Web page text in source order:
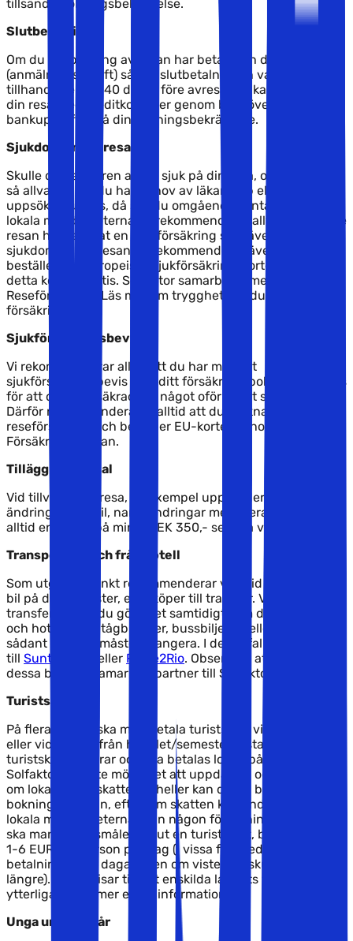
tillsända bokningsbekräftelse.
Slutbetalning
Om du vid bokning av resan har betalat en deposition
(anmälningsavgift) så ska slutbetalningen vara oss
tillhanda senast 40 dagar före avresa. Du kan slutbetala
din resa med kreditkort eller genom banköverföring, se
bankuppgifter på din bokningsbekräftelse.
Sjukdom under resan
Skulle du ha oturen att bli sjuk på din resa, och om det är
så allvarligt att du har behov av läkarhjälp eller måste
uppsöka sjukhus, då ska du omgående kontakta de
lokala myndigheterna. Vi rekommenderar alltid att du före
resan har tecknat en reseförsäkring som även täcker för
sjukdom under resan. Vi rekommenderar även att du
beställer det Europeiska sjukförsäkringskortet, EU-kortet,
detta kort är gratis. Solfaktor samarbetar med Gouda
Reseförsäkring. Läs mer om trygghet när du reser och
försäkringar
Sjukförsäkringsbevis
Vi rekommenderar alltid att du har med ett
sjukförsäkringsbevis från ditt försäkringsbolag, som bevis
för att du är försäkrad om något oförutsett skulle inträffa.
Därför rekommenderar vi alltid att du tecknar en
reseförsäkring och beställer EU-kortet genom
Försäkringskassan.
Tillägg och tillval
Vid tillval på en resa, till exempel uppgradering av rum,
ändring av hyrbil, namnändringar med mera, tillkommer
alltid en avgift på minst SEK 350,- se våra villkor
Transport till och från hotell
Som utgångspunkt rekommenderar vi alltid att du hyr en
bil på din semester, eller köper till transfer. Vill du boka en
transfer så kan du göra det samtidigt som du bokar flyg
och hotell. Taxi, tågbiljetter, bussbiljetter eller annat är
sådant du själv måste arrangera. I dessa fall hänvisar vi
till Suntranfers eller Rome2Rio. Observera att ingen av
dessa båda är samarbetspartner till Solfaktor.
Turistskatt
På flera resmål ska man betala turistskatt vid ankomst
eller vid avresa från hotellet/semesterbostaden. Denna
turistskatt varierar och ska betalas lokalt på plats.
Solfaktor har inte möjlighet att uppdatera och informera
om lokala turistskatter, ej heller kan dessa betalas vid
bokning av resan, eftersom skatten kan ändras av de
lokala myndigheterna utan någon förvarning. Vanligtvis
ska man, om resmålet tar ut en turistskatt, betala mellan
1-6 EUR per person per dag (i vissa fall med en maximal
betalning på 10 dagar även om vistelsen skulle vara
längre). Vi hänvisar till det enskilda landets turistbyrå för
ytterligare och mer exakt information.
Unga under 18 år